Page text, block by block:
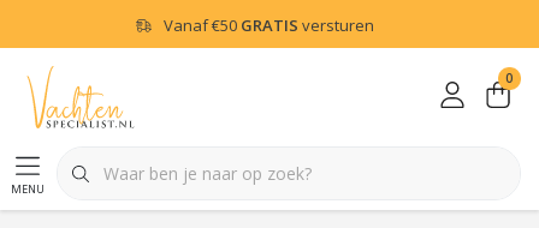
Vanaf€50 GRATIS versturen
menu
0